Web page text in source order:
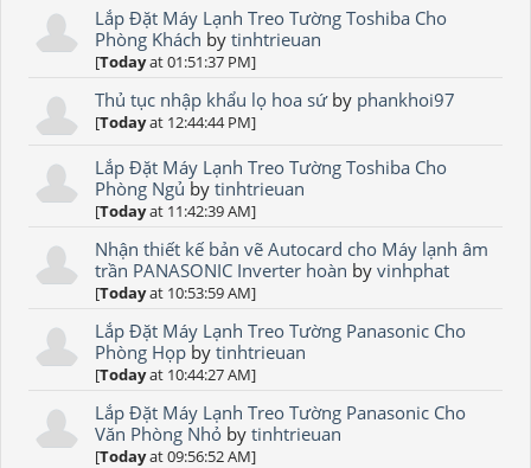
Lắp Đặt Máy Lạnh Treo Tường Toshiba Cho
Phòng Khách bytinhtrieuan
[Todayat 01:51:37 PM]
Thủ tục nhập khẩu lọ hoa sứby phankhoi97
[Todayat 12:44:44 PM]
Lắp Đặt Máy Lạnh Treo Tường Toshiba Cho
Phòng Ngủ bytinhtrieuan
[Todayat 11:42:39 AM]
Nhận thiết kế bản vẽ Autocard cho Máy lạnh âm
trần PANASONIC Inverter hoàn byvinhphat
[Todayat 10:53:59 AM]
Lắp Đặt Máy Lạnh Treo Tường Panasonic Cho
Phòng Họp bytinhtrieuan
[Todayat 10:44:27 AM]
Lắp Đặt Máy Lạnh Treo Tường Panasonic Cho
Văn Phòng Nhỏ bytinhtrieuan
[Todayat 09:56:52 AM]